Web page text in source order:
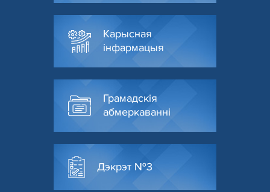
Карысная
інфармацыя
Грамадскія
абмеркаванні
Дэкрэт №3